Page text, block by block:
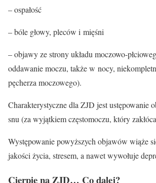
– ospałość
– bóle głowy, pleców i mięśni
– objawy ze strony układu moczowo-
oddawanie moczu, także w nocy,
pęcherza moczowego).
Charakterystyczne dla ZJD jest ustępowanie
snu (za wyjątkiem częstomoczu, który
Występowanie powyższych objawów wiąże
jakości życia, stresem, a nawet wywołuje
Cierpię na ZJD… Co dalej?